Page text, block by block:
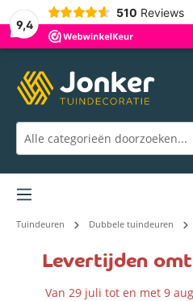
9,4
510 Reviews
Tuindeuren Dubbele tuindeuren
Levertijden
Van 29 juli tot en met 9